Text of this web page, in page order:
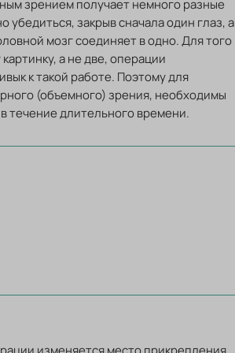
зрением получает немного разные
убедиться, закрыв сначала один глаз, а
мозг соединяет в одно. Для того
а не две, операции
к такой работе. Поэтому для
(объемного) зрения, необходимы
течение длительного времени.